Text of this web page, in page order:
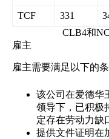
TCF 331
CLB4和
雇主
雇主需要满足以下的条
该公司在爱德华
领导下，已积极
定存在劳动力缺
提供文件证明在